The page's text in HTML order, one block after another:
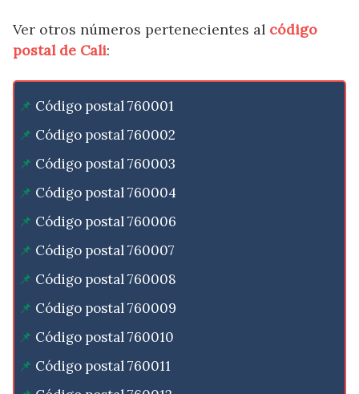
Ver otros números pertenecientes al código
postal de Cali:
Código postal 760001
Código postal 760002
Código postal 760003
Código postal 760004
Código postal 760006
Código postal 760007
Código postal 760008
Código postal 760009
Código postal 760010
Código postal 760011